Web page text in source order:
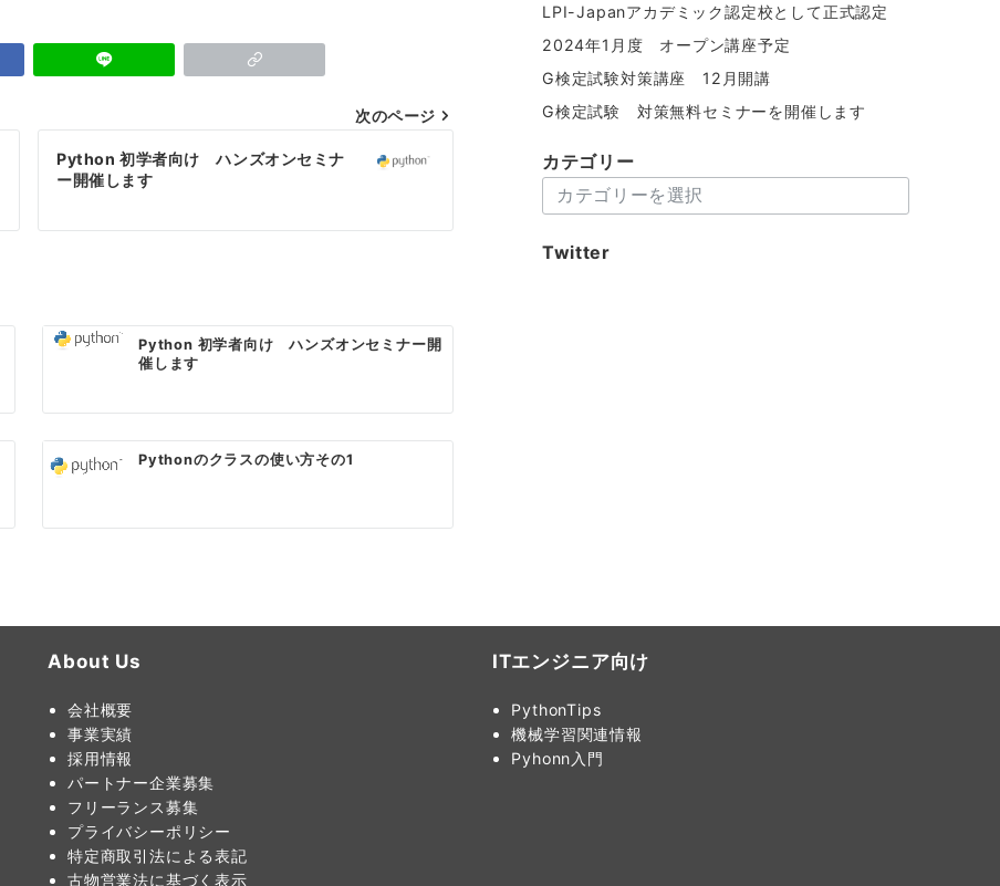
次のページ
Python 初学者向け ハンズオンセミナ
ー開催します
Python 初学者向け ハンズオンセミナー開
催します
Pythonのクラスの使い方その1
LPI-Japanアカデミック認定校として正式認定
2024年1月度 オープン講座予定
G検定試験対策講座 12月開講
G検定試験 対策無料セミナーを開催します
カテゴリー
テ
リ
Twitter
About Us
会社概要
事業実績
採用情報
パートナー企業募集
フリーランス募集
プライバシーポリシー
特定商取引法による表記
古物営業法に基づく表示
ITエンジニア向け
PythonTips
機械学習関連情報
Pyhonn入門